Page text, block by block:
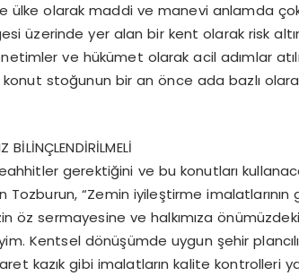
ülke olarak maddi ve manevi anlamda
üzerinde yer alan bir kent olarak risk
ve hükümet olarak acil adımlar
konut stoğunun bir an önce ada bazlı
BİLİNÇLENDİRİLMELİ
gerektiğini ve bu konutları
“Zemin iyileştirme imalatlarının
öz sermayesine ve halkımıza
Kentsel dönüşümde uygun şehir
kazık gibi imalatların kalite kontrolleri